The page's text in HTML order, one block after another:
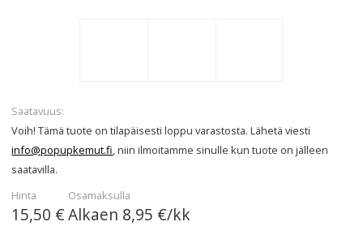
Saatavuus
Voih! Tämä tuote on tilapäisesti loppu varastosta. Lähetä viesti
info@popupkemut.fi, niin ilmoitamme sinulle kun tuote on jälleen
saatavilla.
Hinta
15,50 €
Osamaksulla
Alkaen 8,95 €/kk